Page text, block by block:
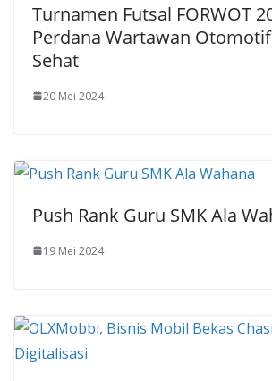
Turnamen Futsal FORWOT
Perdana Wartawan
Sehat
20 Mei 2024
Push Rank Guru SMK Ala
19 Mei 2024